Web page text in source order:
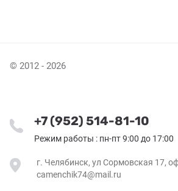
© 2012 - 2026
+7 (952) 514-81-10
Режим работы : пн-пт 9:00 до 17:00
г. Челябинск, ул Сормовская 17,
camenchik74@mail.ru